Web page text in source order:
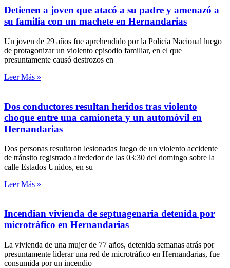
Detienen a joven que atacó a su padre y amenazó a
su familia con un machete en Hernandarias
Un joven de 29 años fue aprehendido por la Policía Nacional luego
de protagonizar un violento episodio familiar, en el que
presuntamente causó destrozos en
Leer Más »
Dos conductores resultan heridos tras violento
choque entre una camioneta y un automóvil en
Hernandarias
Dos personas resultaron lesionadas luego de un violento accidente
de tránsito registrado alrededor de las 03:30 del domingo sobre la
calle Estados Unidos, en su
Leer Más »
Incendian vivienda de septuagenaria detenida por
microtráfico en Hernandarias
La vivienda de una mujer de 77 años, detenida semanas atrás por
presuntamente liderar una red de microtráfico en Hernandarias, fue
consumida por un incendio